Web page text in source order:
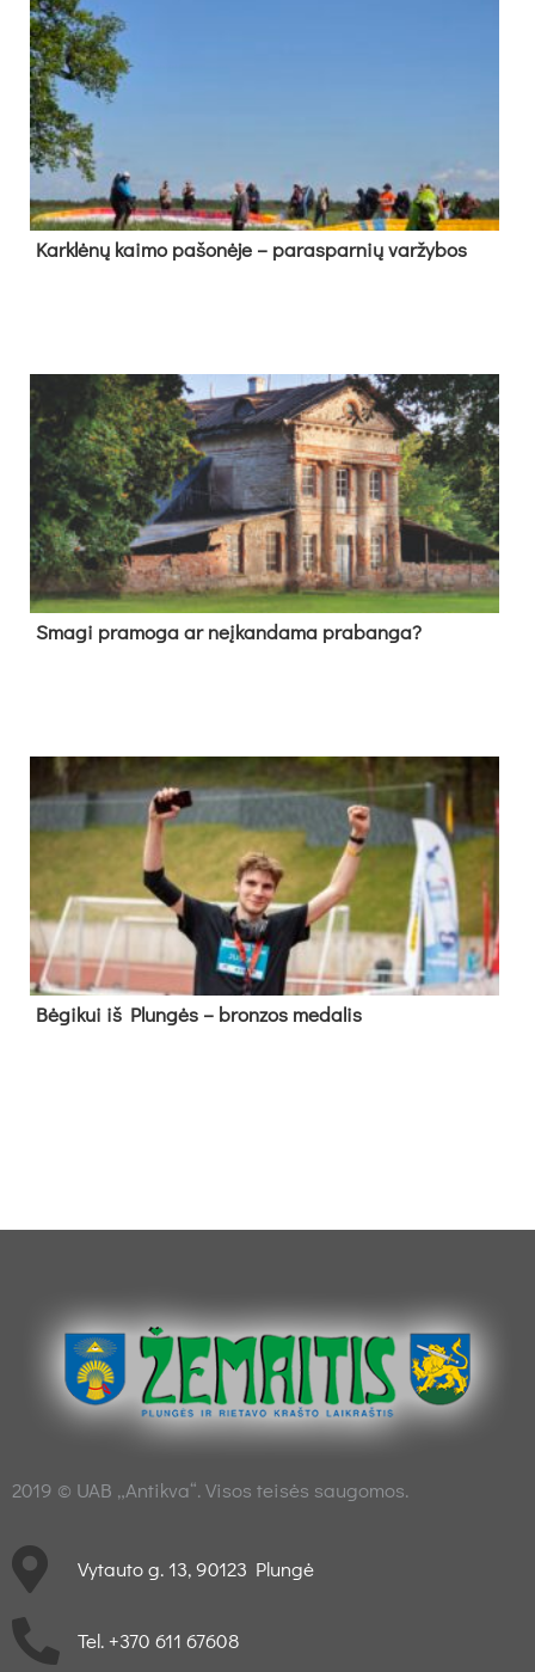
Kark­lė­nų kai­mo pa­šo­nė­je – pa­ras­par­nių var­žy­bos
Sma­gi pra­mo­ga ar neį­kan­da­ma pra­ban­ga?
Bė­gi­kui iš Plun­gės – bron­zos me­da­lis
2019 © UAB „Antikva“. Visos teisės saugomos.
Vytauto g. 13, 90123 Plungė
Tel. +370 611 67608